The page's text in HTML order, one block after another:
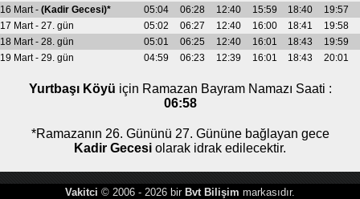
16 Mart - (Kadir Gecesi)* 05:04 06:28 12:40 15:59 18:40
19:57
17 Mart - 27. gün
05:02 06:27 12:40 16:00 18:41
19:58
18 Mart - 28. gün
05:01 06:25 12:40 16:01 18:43
19:59
19 Mart - 29. gün
04:59 06:23 12:39 16:01 18:43 20:01
Yurtbaşı Köyü için Ramazan Bayram Namazı Saati :
06:58
*Ramazanın 26. Gününü 27. Gününe bağlayan gece
Kadir Gecesi olarak idrak edilecektir.
Vakitci © 2006 - 2026 bir Bvt Bilişim markasıdır.